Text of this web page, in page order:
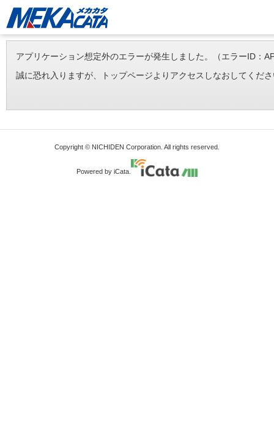
アプリケーション想定外のエラーが発生しました。（エラーID：
誠に恐れ入りますが、トップページよりアクセスしなおしてくだ
Copyright © NICHIDEN Corporation. All rights reserved.
Powered by iCata.